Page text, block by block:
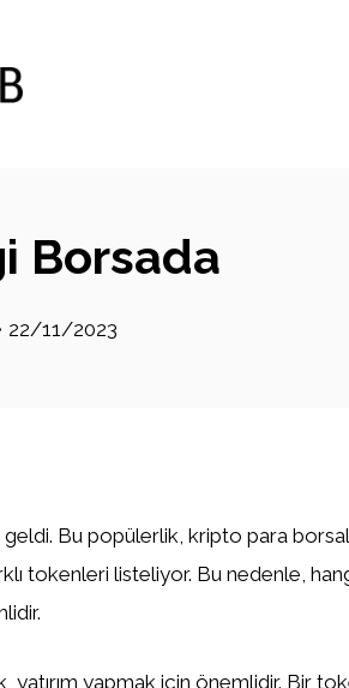
Borsada
22/11/2023
Bu popülerlik, kripto para
tokenleri listeliyor. Bu nedenle,
yapmak için önemlidir. Bir